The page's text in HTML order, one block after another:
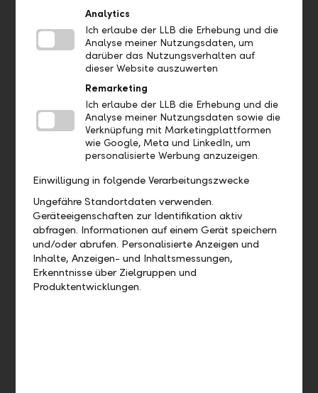
Christopher Marxer
Leiter Privatkunden
Telefon +423 236 82 56
Jetzt kontaktieren
Analytics
Ich erlaube der LLB die Erhebung und die
Analyse meiner Nutzungsdaten, um
darüber das Nutzungsverhalten auf
dieser Website auszuwerten
Remarketing
Ich erlaube der LLB die Erhebung und die
Analyse meiner Nutzungsdaten sowie die
Verknüpfung mit Marketingplattformen
wie Google, Meta und LinkedIn, um
personalisierte Werbung anzuzeigen.
Einwilligung in folgende Verarbeitungszwecke
Ungefähre Standortdaten verwenden.
Geräteeigenschaften zur Identifikation aktiv
abfragen. Informationen auf einem Gerät speichern
und/oder abrufen. Personalisierte Anzeigen und
Inhalte, Anzeigen- und Inhaltsmessungen,
Erkenntnisse über Zielgruppen und
Produktentwicklungen.